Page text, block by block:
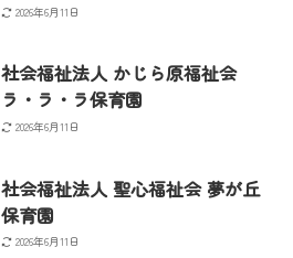
2026年6月11日
社会福祉法人 かじら原福祉会
ラ・ラ・ラ保育園
2026年6月11日
社会福祉法人 聖心福祉会 夢が丘
保育園
2026年6月11日